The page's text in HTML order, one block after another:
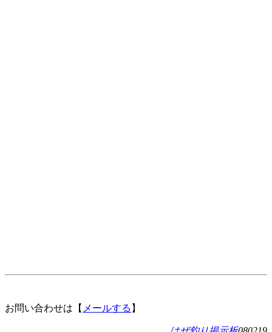
お問い合わせは【 メールする 】